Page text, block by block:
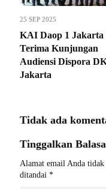
25 SEP 2025
KAI Daop 1 Jakarta
Terima Kunjungan
Audiensi Dispora
Jakarta
Tidak ada
Tinggalkan
Alamat email Anda
ditandai *